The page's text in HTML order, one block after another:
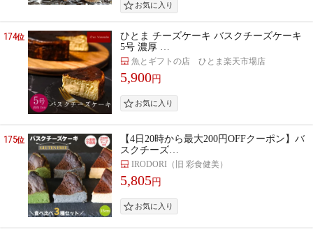
174位
ひとま チーズケーキ バスクチーズケーキ
5号 濃厚 …
魚とギフトの店 ひとま楽天市場店
5,900円
175位
【4日20時から最大200円OFFクーポン】バ
スクチーズ…
IRODORI（旧 彩食健美）
5,805円